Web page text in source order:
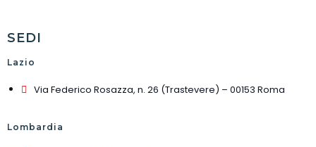
SEDI
Lazio
Via Federico Rosazza, n. 26 (Trastevere) – 00153 Roma
Lombardia